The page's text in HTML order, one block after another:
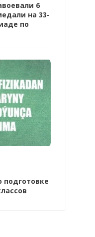
6
на 33-
по
подготовке